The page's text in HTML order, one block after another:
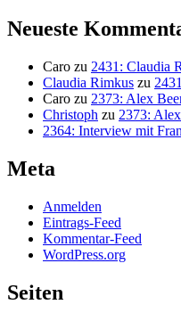
Neueste
Caro zu 2431: Claudia
Claudia Rimkus zu
Caro zu 2373: Alex
Christoph zu 2373:
2364: Interview mit
Meta
Anmelden
Eintrags-Feed
Kommentar-Feed
WordPress.org
Seiten